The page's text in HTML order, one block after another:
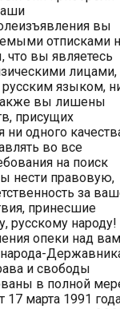
вы
отписками
вы являетесь
лицами,
языком,
вы лишены
присущих
ни одного
во все
на поиск
нести правовую,
за
принесшие
русскому народу!
опеки над
народа-
и свободы
в полной
17 марта 1991